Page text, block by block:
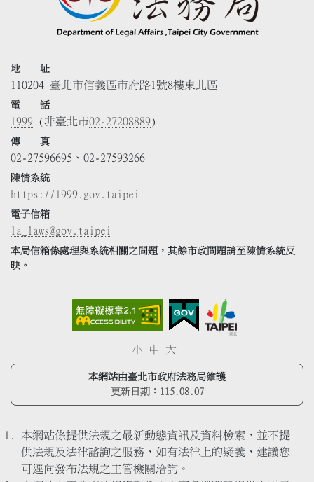
地 址
110204 臺北市信義區市府路1號8樓東北區
電 話
1999 (非臺北市02-27208889)
傳 真
02-27596695、02-27593266
陳情系統
https://1999.gov.taipei
電子信箱
la_laws@gov.taipei
本局信箱係處理與系統相關之問題，其餘市政問題請至陳情系統反
映。
小 中 大
本網站由臺北市政府法務局維護
更新日期： 115.08.07
本網站係提供法規之最新動態資訊及資料檢索，並不提
供法規及法律諮詢之服務，如有法律上的疑義，建議您
可逕向發布法規之主管機關洽詢。